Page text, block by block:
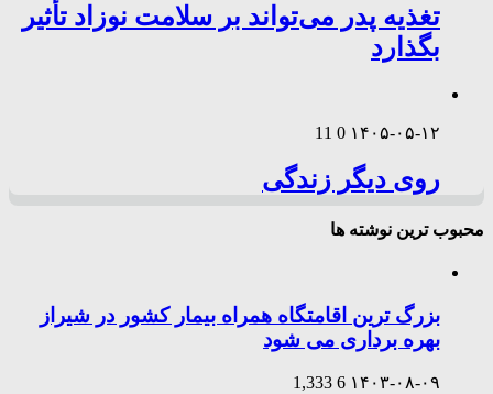
تغذیه پدر می‌تواند بر سلامت نوزاد تأثیر
بگذارد
۱۴۰۵-۰۵-۱۲ 0
11
روی دیگر زندگی
محبوب ترین نوشته ها
بزرگ ترین اقامتگاه همراه بیمار کشور در شیراز
بهره برداری می شود
۱۴۰۳-۰۸-۰۹ 6
1,333